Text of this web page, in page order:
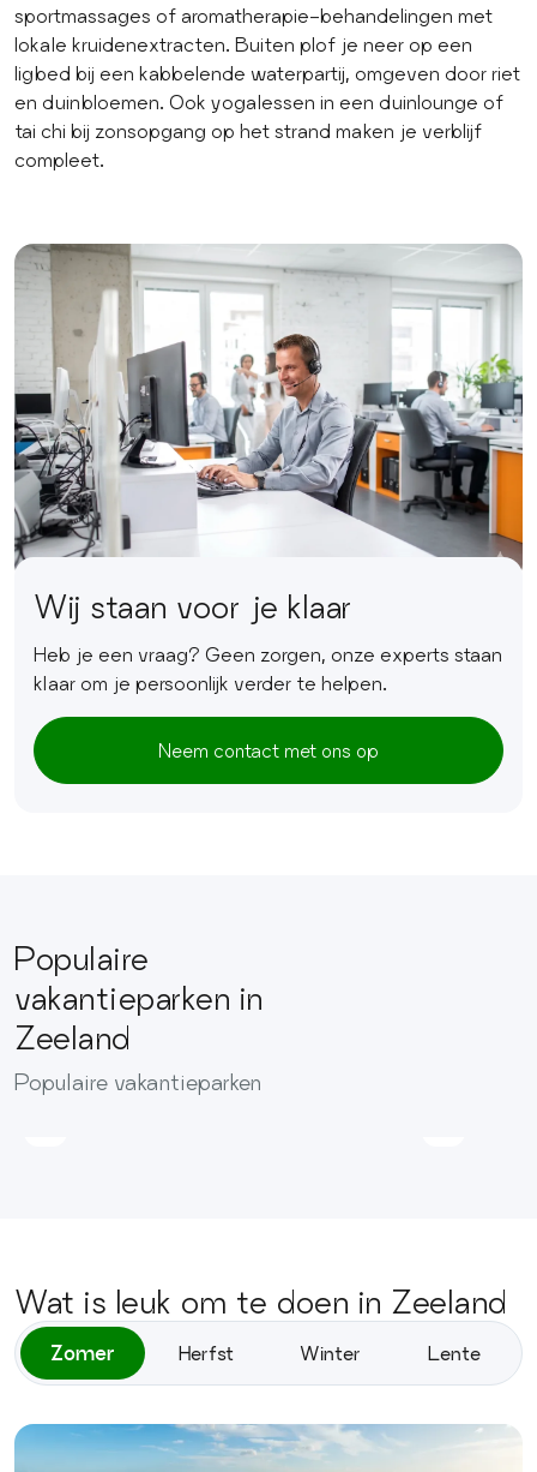
sportmassages of aromatherapie-behandelingen met
lokale kruidenextracten. Buiten plof je neer op een
ligbed bij een kabbelende waterpartij, omgeven door riet
en duinbloemen. Ook yogalessen in een duinlounge of
tai chi bij zonsopgang op het strand maken je verblijf
compleet.
Wij staan voor je klaar
Heb je een vraag? Geen zorgen, onze experts staan
klaar om je persoonlijk verder te helpen.
Neem contact met ons op
Populaire
vakantieparken in
Zeeland
Populaire vakantieparken
De
Wat is leuk om te doen in Zeeland
Zomer Herfst Winter Lente